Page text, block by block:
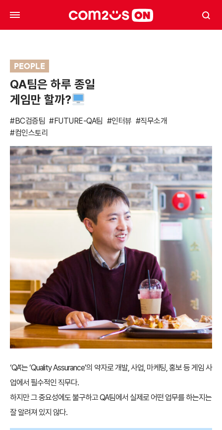
PEOPLE
QA팀은 하루 종일
게임만 할까?
#BC검증팀 #FUTURE-QA팀 #인터뷰 #직무소개
#컴인스토리
‘QA’는 ‘Quality Assurance’의 약자로 개발, 사업, 마케팅, 홍보 등 게임 사
업에서 필수적인 직무다.
하지만 그 중요성에도 불구하고 QA팀에서 실제로 어떤 업무를 하는지는
잘 알려져 있지 않다.